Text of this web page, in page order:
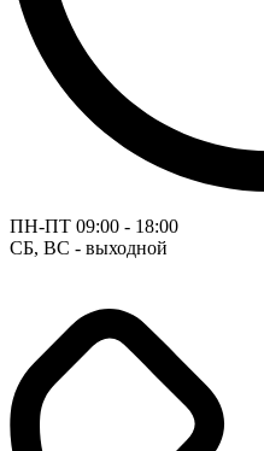
ПН-ПТ 09:00 - 18:00
СБ, ВС - выходной